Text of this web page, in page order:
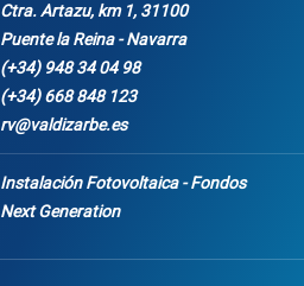
Ctra. Artazu, km 1, 31100
Puente la Reina - Navarra
(+34) 948 34 04 98
(+34) 668 848 123
rv@valdizarbe.es
Instalación Fotovoltaica - Fondos
Next Generation